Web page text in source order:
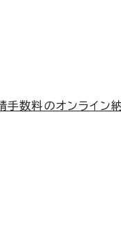
手数料のオンライン